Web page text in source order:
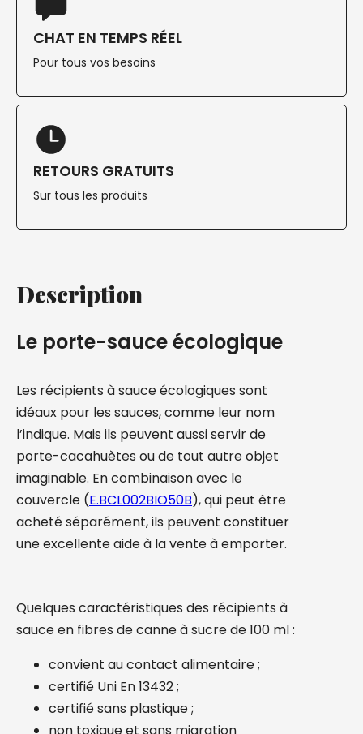
CHAT EN TEMPS RÉEL
Pour tous vos besoins
RETOURS GRATUITS
Sur tous les produits
Description
Le porte-sauce écologique
Les récipients à sauce écologiques sont
idéaux pour les sauces, comme leur nom
l’indique. Mais ils peuvent aussi servir de
porte-cacahuètes ou de tout autre objet
imaginable. En combinaison avec le
couvercle (E.BCL002BIO50B), qui peut être
acheté séparément, ils peuvent constituer
une excellente aide à la vente à emporter.
Quelques caractéristiques des récipients à
sauce en fibres de canne à sucre de 100 ml :
convient au contact alimentaire ;
certifié Uni En 13432 ;
certifié sans plastique ;